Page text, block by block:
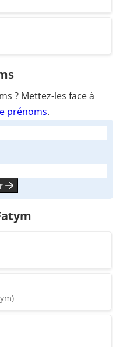
? Mettez-les face à
prénoms.